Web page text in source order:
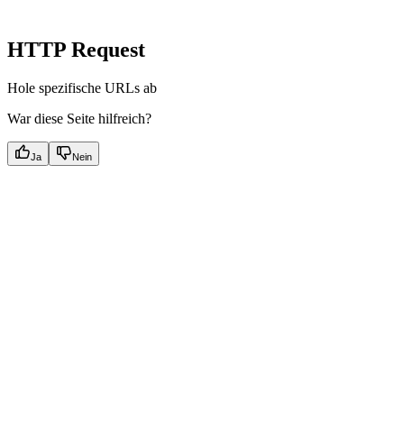
HTTP Request
Hole spezifische URLs ab
War diese Seite hilfreich?
Ja Nein